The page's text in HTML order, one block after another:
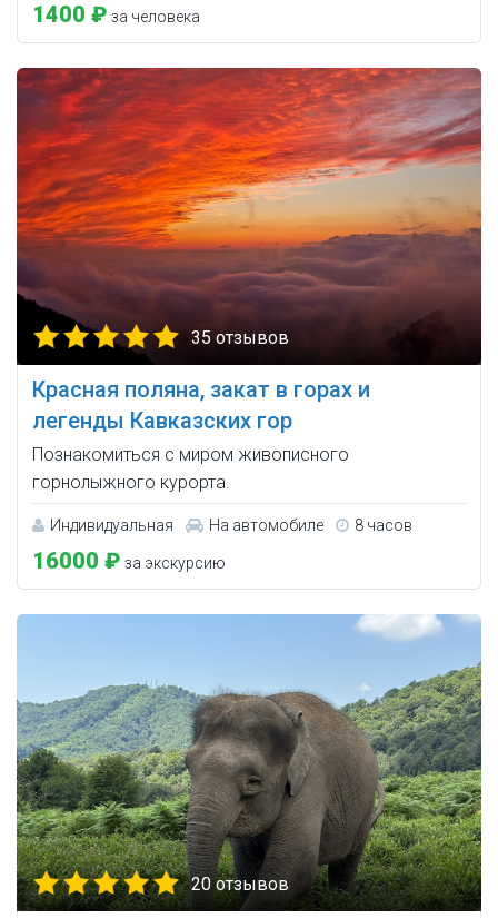
1400 ₽ за человека
35 отзывов
Красная поляна, закат в горах и
легенды Кавказских гор
Познакомиться с миром живописного
горнолыжного курорта.
Индивидуальная На автомобиле 8 часов
16000 ₽ за экскурсию
20 отзывов